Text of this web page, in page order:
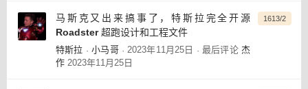
马斯克又出来搞事了，特斯拉完全开源
Roadster 超跑设计和工程文件
特斯拉 · 小马哥 · 2023年11月25日 · 最后评论杰
作 2023年11月25日
1613/2